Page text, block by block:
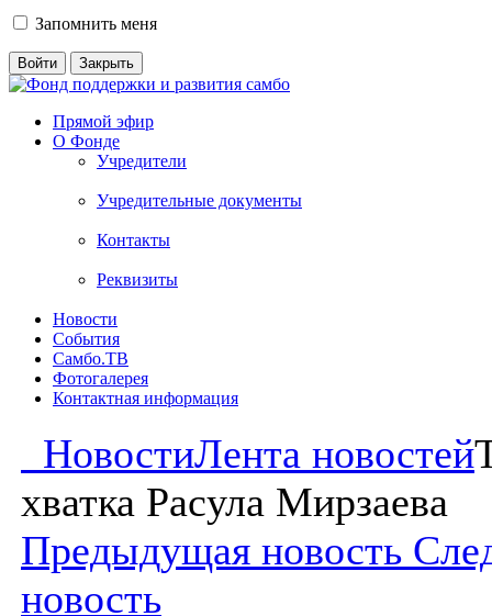
Запомнить меня
Прямой эфир
О Фонде
Учредители
Учредительные документы
Контакты
Реквизиты
Новости
События
Самбо.ТВ
Фотогалерея
Контактная информация
НовостиЛента новостей
хватка Расула Мирзаева
Предыдущая новость
новость